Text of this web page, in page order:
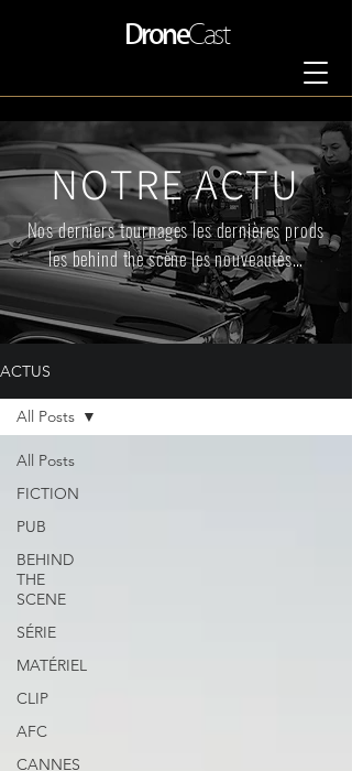
DroneCast
NOTRE ACTU
Nos derniers tournages les dernières prods
les behind the scène les nouveautés…
ACTUS
All Posts
FICTION
PUB
BEHIND
THE
SCENE
SÉRIE
MATÉRIEL
CLIP
AFC
CANNES
All Posts